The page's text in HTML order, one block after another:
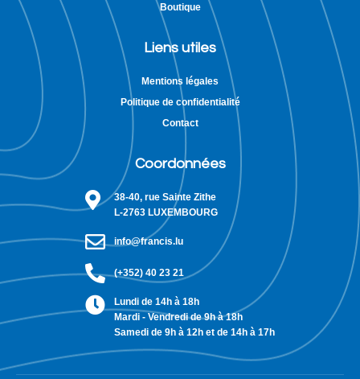
Boutique
Liens utiles
Mentions légales
Politique de confidentialité
Contact
Coordonnées
38-40, rue Sainte Zithe
L-2763 LUXEMBOURG
info@francis.lu
(+352) 40 23 21
Lundi de 14h à 18h
Mardi - Vendredi de 9h à 18h
Samedi de 9h à 12h et de 14h à 17h